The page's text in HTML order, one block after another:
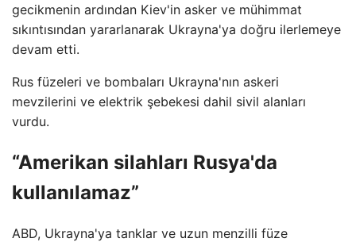
gecikmenin ardından Kiev'in asker ve mühimmat
sıkıntısından yararlanarak Ukrayna'ya doğru ilerlemeye
devam etti.
Rus füzeleri ve bombaları Ukrayna'nın askeri
mevzilerini ve elektrik şebekesi dahil sivil alanları
vurdu.
“Amerikan silahları Rusya'da
kullanılamaz”
ABD, Ukrayna'ya tanklar ve uzun menzilli füze